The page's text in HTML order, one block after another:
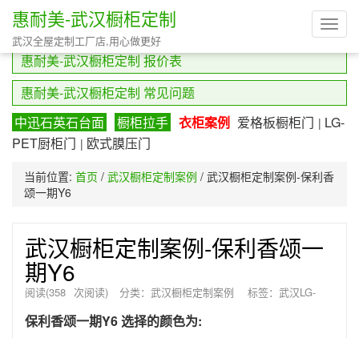
惠耐美-武汉橱柜定制
武汉全屋定制工厂店,用心做更好
惠耐美-武汉橱柜定制 优质案例汇总
惠耐美-武汉橱柜定制 报价表
惠耐美-武汉橱柜定制 常见问题
中迅石英石台面
橱柜拉手 衣柜案例 爱格板橱柜门 | LG-
PET厨柜门 | 欧式膜压门
当前位置: 首页 / 武汉橱柜定制案例 / 武汉橱柜定制案例-保利香
颂一期Y6
武汉橱柜定制案例-保利香颂一
期Y6
阅读(358 次阅读) 分类： 武汉橱柜定制案例 标签： 武汉LG-
保利香颂一期Y6 选择的颜色为: